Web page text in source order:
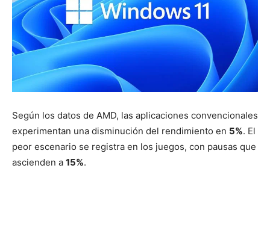
Según los datos de AMD, las aplicaciones convencionales
experimentan una disminución del rendimiento en 5%. El
peor escenario se registra en los juegos, con pausas que
ascienden a 15%.